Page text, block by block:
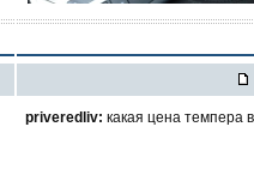
priveredliv: какая цена темпера